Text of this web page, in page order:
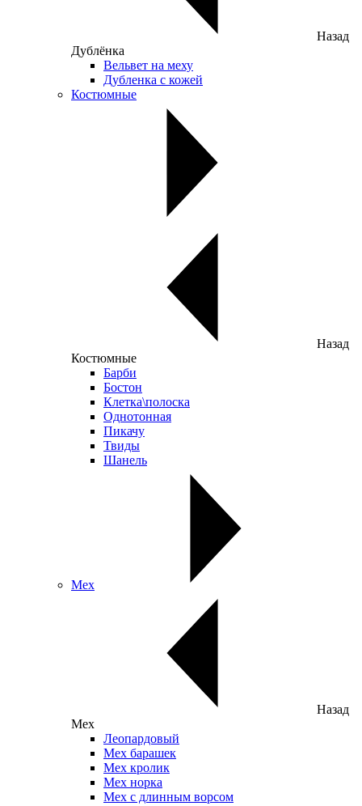
Назад
Дублёнка
Вельвет на меху
Дубленка с кожей
Костюмные
Назад
Костюмные
Барби
Бостон
Клетка\полоска
Однотонная
Пикачу
Твиды
Шанель
Мех
Назад
Мех
Леопардовый
Мех барашек
Мех кролик
Мех норка
Мех с длинным ворсом